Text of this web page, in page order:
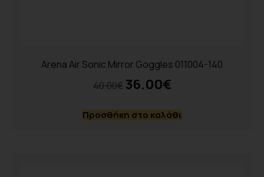
Arena Air Sonic Mirror Goggles 011004-140
40.00€ 36.00€
Προσθήκη στο καλάθι